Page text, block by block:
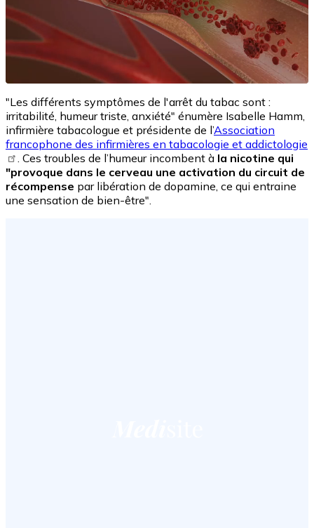
"Les différents symptômes de l'arrêt du tabac sont :
irritabilité, humeur triste, anxiété" énumère Isabelle Hamm,
infirmière tabacologue et présidente de l’Association
francophone des infirmières en tabacologie et addictologie
. Ces troubles de l’humeur incombent à la nicotine qui
"provoque dans le cerveau une activation du circuit de
récompense par libération de dopamine, ce qui entraine
une sensation de bien-être".